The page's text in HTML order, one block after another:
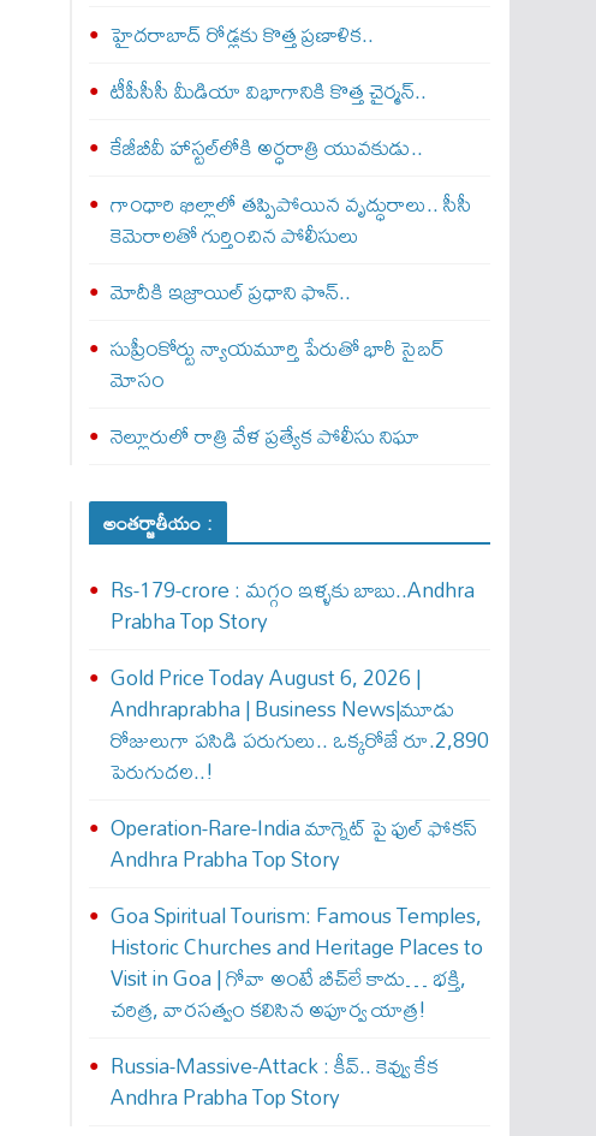
హైదరాబాద్ రోడ్లకు కొత్త ప్రణాళిక..
టీపీసీసీ మీడియా విభాగానికి కొత్త చైర్మన్..
కేజీబీవీ హాస్టల్‌లోకి అర్ధరాత్రి యువకుడు..
గాంధారి ఖిల్లాలో తప్పిపోయిన వృద్ధురాలు.. సీసీ
కెమెరాలతో గుర్తించిన పోలీసులు
మోదీకి ఇజ్రాయిల్ ప్ర‌ధాని ఫొన్..
సుప్రీంకోర్టు న్యాయమూర్తి పేరుతో భారీ సైబర్
మోసం
నెల్లూరులో రాత్రి వేళ ప్రత్యేక పోలీసు నిఘా
అంతర్జాతీయం :
Rs-179-crore : మ‌గ్గం ఇళ్ళ‌కు బాబు..Andhra
Prabha Top Story
Gold Price Today August 6, 2026 |
Andhraprabha | Business News|మూడు
రోజులుగా పసిడి పరుగులు.. ఒక్కరోజే రూ.2,890
పెరుగుద‌ల‌..!
Operation-Rare-India మాగ్నెట్ పై ఫుల్ ఫోక‌స్
Andhra Prabha Top Story
Goa Spiritual Tourism: Famous Temples,
Historic Churches and Heritage Places to
Visit in Goa | గోవా అంటే బీచ్‌లే కాదు… భక్తి,
చరిత్ర, వారసత్వం కలిసిన అపూర్వ యాత్ర!
Russia-Massive-Attack : కీవ్‌.. కెవ్వు కేక‌
Andhra Prabha Top Story